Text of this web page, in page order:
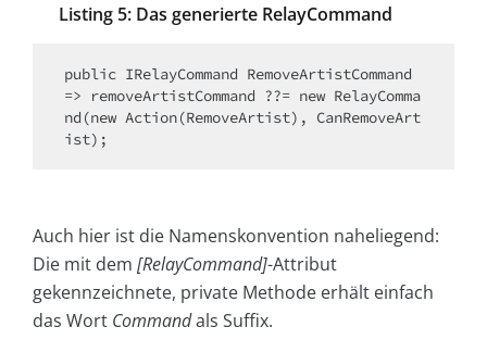
Listing 5: Das generierte RelayCommand
public IRelayCommand RemoveArtistCommand
=> removeArtistCommand ??= new RelayComma
nd(new Action(RemoveArtist), CanRemoveArt
Auch hier ist die Namenskonvention naheliegend:
Die mit dem [RelayCommand]-Attribut
gekennzeichnete, private Methode erhält einfach
das Wort Commandals Suffix.